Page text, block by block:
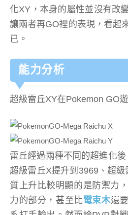
化XY，本身的屬性並沒有改
讓兩者再GO裡的表現，看起
已。
能力分析
超級雷丘XY在Pokemon GO
雷丘經過兩種不同的超進化後
超級雷丘X提升到3969、超
質上升比較明顯的是防禦力
力的部分，甚至比電束木還